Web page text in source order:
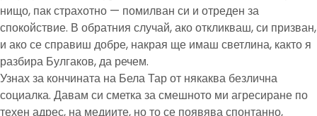
нищо, пак страхотно — помилван си и отреден за
спокойствие. В обратния случай, ако откликваш, си призван,
и ако се справиш добре, накрая ще имаш светлина, както я
разбира Булгаков, да речем.
Узнах за кончината на Бела Тар от някаква безлична
социалка. Давам си сметка за смешното ми агресиране по
техен адрес, на медиите, но то се появява спонтанно,